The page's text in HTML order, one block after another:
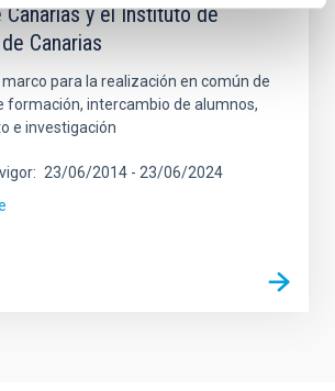
Canarias y el Instituto de
Canarias
para la realización en común de
formación, intercambio de alumnos,
e investigación
23/06/2014 - 23/06/2024